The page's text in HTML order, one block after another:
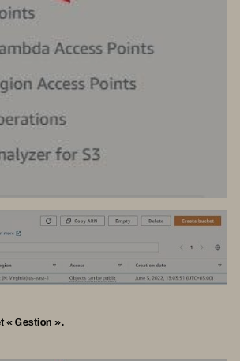
« Gestion ».